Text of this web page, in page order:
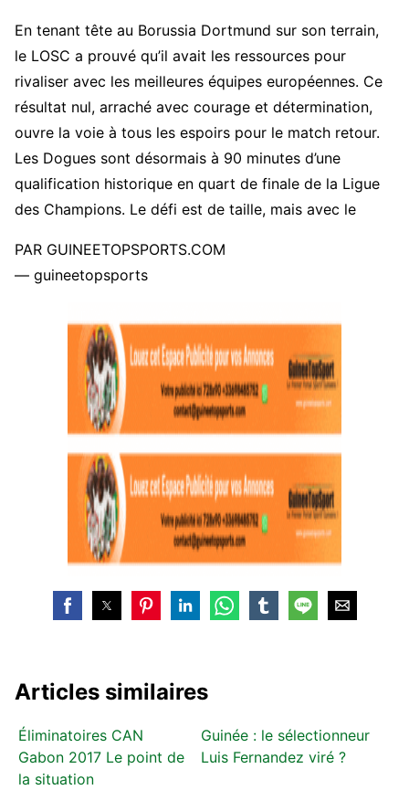
En tenant tête au Borussia Dortmund sur son terrain,
le LOSC a prouvé qu’il avait les ressources pour
rivaliser avec les meilleures équipes européennes. Ce
résultat nul, arraché avec courage et détermination,
ouvre la voie à tous les espoirs pour le match retour.
Les Dogues sont désormais à 90 minutes d’une
qualification historique en quart de finale de la Ligue
des Champions. Le défi est de taille, mais avec le
PAR GUINEETOPSPORTS.COM
— guineetopsports
Articles similaires
Éliminatoires CAN
Gabon 2017 Le point de
la situation
Guinée : le sélectionneur
Luis Fernandez viré ?